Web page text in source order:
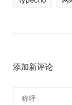
添加新评论